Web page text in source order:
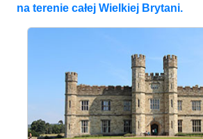
na terenie całej Wielkiej Brytani.